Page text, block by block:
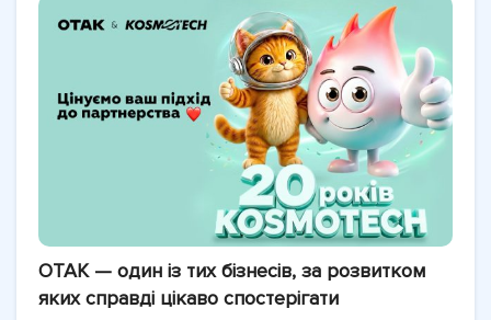
OTAK — один із тих бізнесів, за розвитком
яких справді цікаво спостерігати